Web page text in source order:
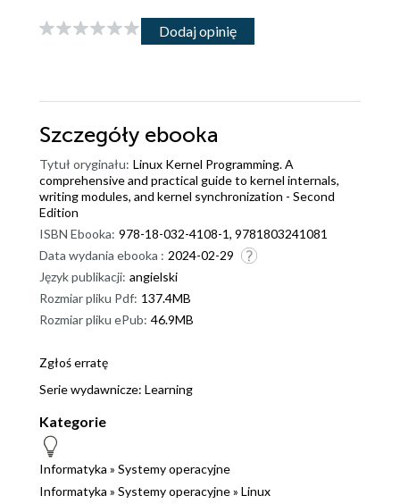
Dodaj opinię
Szczegóły ebooka
Tytuł oryginału: Linux Kernel Programming. A
comprehensive and practical guide to kernel internals,
writing modules, and kernel synchronization - Second
Edition
ISBN Ebooka: 978-18-032-4108-1, 9781803241081
Data wydania ebooka : 2024-02-29
Język publikacji: angielski
Rozmiar pliku Pdf: 137.4MB
Rozmiar pliku ePub: 46.9MB
Zgłoś erratę
Serie wydawnicze: Learning
Kategorie
Informatyka » Systemy operacyjne
Informatyka » Systemy operacyjne» Linux